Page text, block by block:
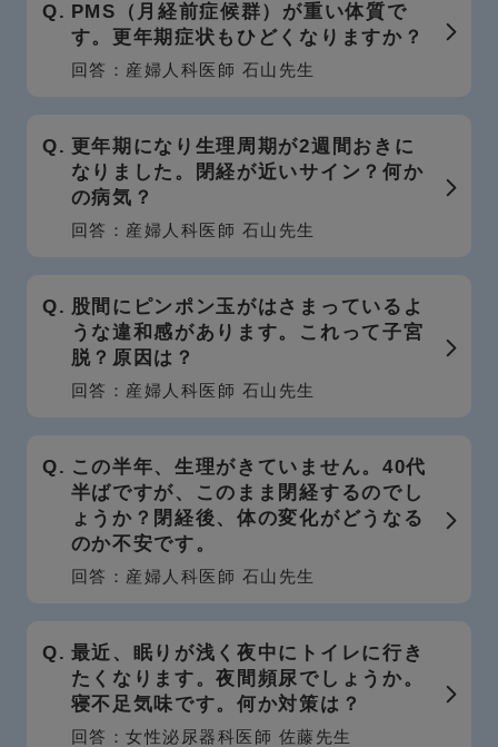
PMS（月経前症候群）が重い体質で
す。更年期症状もひどくなりますか？
回答：産婦人科医師 石山先生
更年期になり生理周期が2週間おきに
なりました。閉経が近いサイン？何か
の病気？
回答：産婦人科医師 石山先生
股間にピンポン玉がはさまっているよ
うな違和感があります。これって子宮
脱？原因は？
回答：産婦人科医師 石山先生
この半年、生理がきていません。40代
半ばですが、このまま閉経するのでし
ょうか？閉経後、体の変化がどうなる
のか不安です。
回答：産婦人科医師 石山先生
最近、眠りが浅く夜中にトイレに行き
たくなります。夜間頻尿でしょうか。
寝不足気味です。何か対策は？
回答：女性泌尿器科医師 佐藤先生